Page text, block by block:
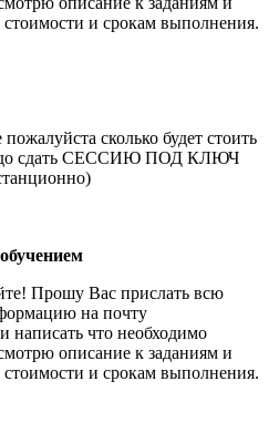
и срокам выполнения.
сколько будет стоить
сдать СЕССИЮ ПОД КЛЮЧ
Прошу Вас прислать всю
на почту
и написать что необходимо
описание к заданиям и
и срокам выполнения.